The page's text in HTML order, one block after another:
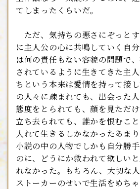
てしまったくらいだ。
ただ、気持ちの悪さにぞっと
に主人公の心に共鳴していく自
は何の責任もない容貌の問題で
されているように生きてきた主
ちという本来は愛情を持って接
の人々に疎まれても、出会った
態度をとられても、顔を見ただ
立ち去られても、誰かを恨むこ
入れて生きるしかなかったあまり
小説の中の人物でしかも自分勝
のに、どうにか救われて欲しい
れなかった。もちろん、大切な人
ストーカーのせいで生活をめち